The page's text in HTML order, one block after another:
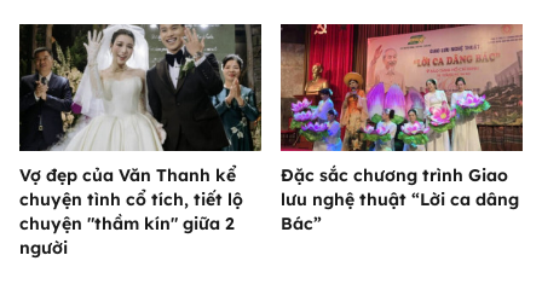
Vợ đẹp của Văn Thanh kể
chuyện tình cổ tích, tiết lộ
chuyện "thầm kín" giữa 2
người
Đặc sắc chương trình Giao
lưu nghệ thuật “Lời ca dâng
Bác”